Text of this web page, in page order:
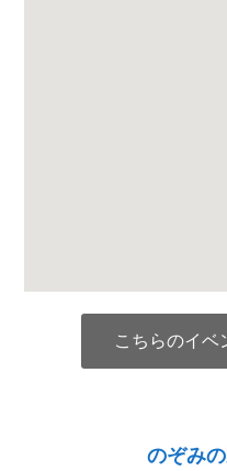
こちらのイベ
のぞみ